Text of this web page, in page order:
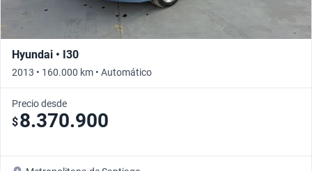
Hyundai • I30
2013 • 160.000 km • Automático
Precio desde
$8.370.900